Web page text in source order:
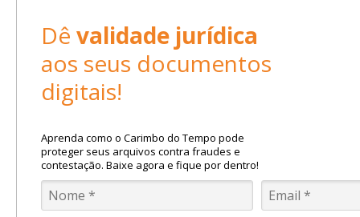
Dê validade jurídica
aos seus documentos
digitais!
Aprenda como o Carimbo do Tempo pode
proteger seus arquivos contra fraudes e
contestação. Baixe agora e fique por dentro!